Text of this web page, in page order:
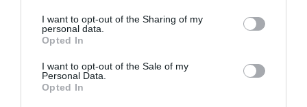
not limited to your visit or usage behaviour. You may click to
grant or deny consent to Google and its third-party tags to
use your data for below specified purposes in below Google
consent section.
I want to opt-out of the Sharing of my
personal data.
Opted In
I want to opt-out of the Sale of my
Personal Data.
Opted In